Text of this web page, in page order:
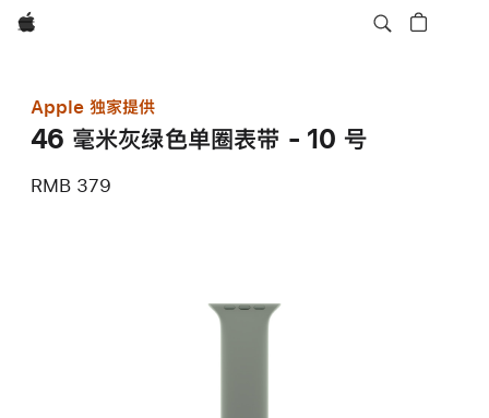
Apple
Apple 独家提供
46 毫米灰绿色单圈表带 - 10 号
RMB 379